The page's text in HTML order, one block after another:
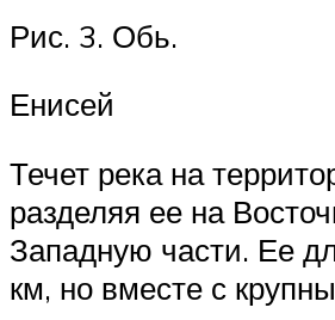
Рис. 3. Обь.
Енисей
Течет река на
разделяя ее на
Западную части. Ее
км, но вместе с